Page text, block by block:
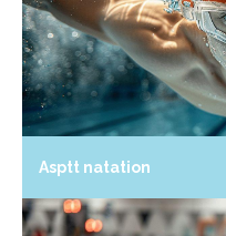
Asptt natation